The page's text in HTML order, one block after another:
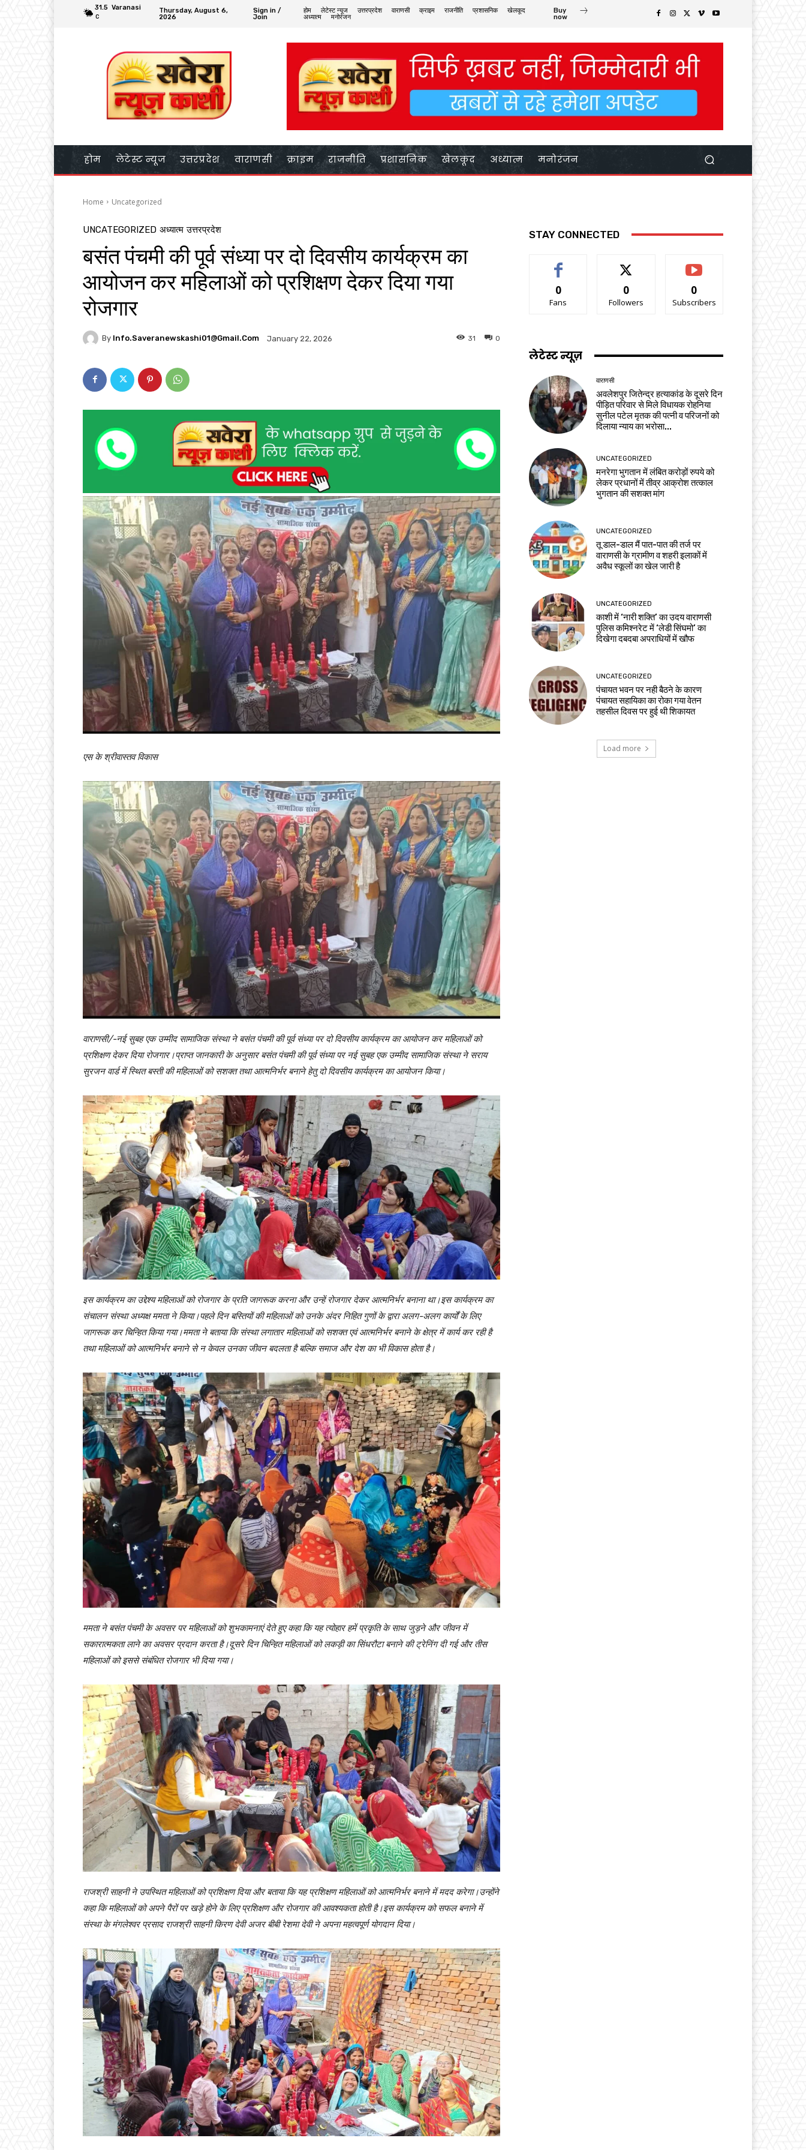
31.5
C
Varanasi
Thursday, August 6,
2026
Sign in /
Join
होम लेटेस्ट न्यूज उत्तरप्रदेश वाराणसी क्राइम राजनीति प्रशासनिक
खेलकूद
अध्यात्म
मनोरंजन
Buy
now
होम लेटेस्ट न्यूज उत्तरप्रदेश वाराणसी क्राइम राजनीति प्रशासनिक खेलकूद अध्यात्म मनोरंजन
Home Uncategorized
UNCATEGORIZED अध्यात्म उत्तरप्रदेश
बसंत पंचमी की पूर्व संध्या पर दो दिवसीय कार्यक्रम का
आयोजन कर महिलाओं को प्रशिक्षण देकर दिया गया
रोजगार
By Info.saveranewskashi01@gmail.com January 22, 2026 0
31
एस के श्रीवास्तव विकास
वाराणसी/-नई सुबह एक उम्मीद सामाजिक संस्था ने बसंत पंचमी की पूर्व संध्या पर दो दिवसीय कार्यक्रम का आयोजन कर महिलाओं को
प्रशिक्षण देकर दिया रोजगार।प्राप्त जानकारी के अनुसार बसंत पंचमी की पूर्व संध्या पर नई सुबह एक उम्मीद सामाजिक संस्था ने सराय
सुरजन वार्ड में स्थित बस्ती की महिलाओं को सशक्त तथा आत्मनिर्भर बनाने हेतु दो दिवसीय कार्यक्रम का आयोजन किया।
इस कार्यक्रम का उद्देश्य महिलाओं को रोजगार के प्रति जागरूक करना और उन्हें रोजगार देकर आत्मनिर्भर बनाना था।इस कार्यक्रम का
संचालन संस्था अध्यक्ष ममता ने किया।पहले दिन बस्तियों की महिलाओं को उनके अंदर निहित गुणों के द्वारा अलग-अलग कार्यों के लिए
जागरूक कर चिन्हित किया गया।ममता ने बताया कि संस्था लगातार महिलाओं को सशक्त एवं आत्मनिर्भर बनाने के क्षेत्र में कार्य कर रही है
तथा महिलाओं को आत्मनिर्भर बनाने से न केवल उनका जीवन बदलता है बल्कि समाज और देश का भी विकास होता है।
ममता ने बसंत पंचमी के अवसर पर महिलाओं को शुभकामनाएं देते हुए कहा कि यह त्योहार हमें प्रकृति के साथ जुड़ने और जीवन में
सकारात्मकता लाने का अवसर प्रदान करता है।दूसरे दिन चिन्हित महिलाओं को लकड़ी का सिंधरौटा बनाने की ट्रेनिंग दी गई और तीस
महिलाओं को इससे संबंधित रोजगार भी दिया गया।
राजश्री साहनी ने उपस्थित महिलाओं को प्रशिक्षण दिया और बताया कि यह प्रशिक्षण महिलाओं को आत्मनिर्भर बनाने में मदद करेगा।उन्होंने
कहा कि महिलाओं को अपने पैरों पर खड़े होने के लिए प्रशिक्षण और रोजगार की आवश्यकता होती है।इस कार्यक्रम को सफल बनाने में
संस्था के मंगलेश्वर प्रसाद राजश्री साहनी किरण देवी अजर बीबी रेशमा देवी ने अपना महत्वपूर्ण योगदान दिया।
STAY CONNECTED
0
Fans
0
Followers
0
Subscribers
लेटेस्ट न्यूज़
वाराणसी
अवलेशपुर जितेन्द्र हत्याकांड के दूसरे दिन
पीड़ित परिवार से मिले विधायक रोहनिया
सुनील पटेल मृतक की पत्नी व परिजनों को
दिलाया न्याय का भरोसा...
UNCATEGORIZED
मनरेगा भुगतान में लंबित करोड़ों रुपये को
लेकर प्रधानों में तीव्र आक्रोश तत्काल
भुगतान की सशक्त मांग
UNCATEGORIZED
तू डाल-डाल मैं पात-पात की तर्ज पर
वाराणसी के ग्रामीण व शहरी इलाकों में
अवैध स्कूलों का खेल जारी है
UNCATEGORIZED
काशी में ‘नारी शक्ति’ का उदय वाराणसी
पुलिस कमिश्नरेट में ‘लेडी सिंघमो’ का
दिखेगा दबदबा अपराधियों में खौफ
UNCATEGORIZED
पंचायत भवन पर नही बैठने के कारण
पंचायत सहायिका का रोका गया वेतन
तहसील दिवस पर हुई थी शिकायत
Load more